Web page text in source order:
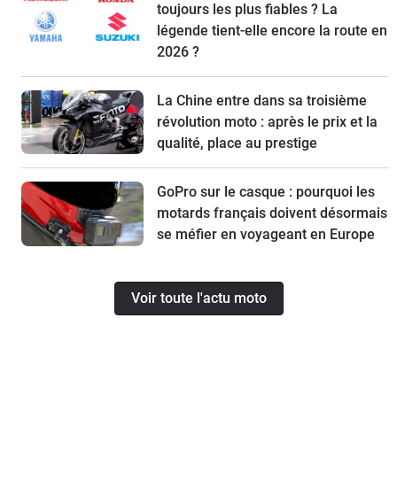
toujours les plus fiables ? La
légende tient-elle encore la route en
2026 ?
La Chine entre dans sa troisième
révolution moto : après le prix et la
qualité, place au prestige
GoPro sur le casque : pourquoi les
motards français doivent désormais
se méfier en voyageant en Europe
Voir toute l'actu moto